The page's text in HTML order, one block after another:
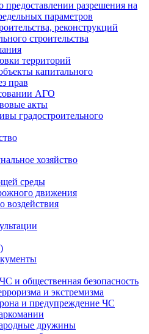
предоставлении разрешения на
параметров
реконструкций
строительства
территорий
капитального
прав
АГО
акты
градостроительного
хозяйство
среды
движения
воздействия
и общественная безопасность
и экстремизма
и предупреждение ЧС
дружины